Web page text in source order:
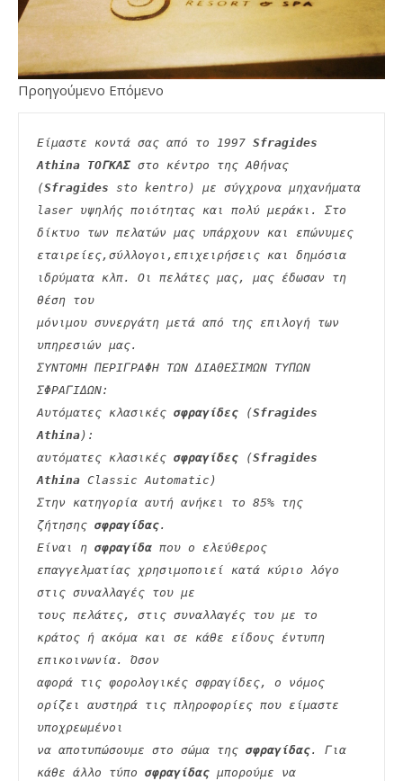
Προηγούμενο Επόμενο
Είμαστε κοντά σας από το 1997 Sfragides
Athina ΤΟΓΚΑΣ στο κέντρο της Αθήνας
(Sfragides sto kentro) με σύγχρονα μηχανήματα
laser υψηλής ποιότητας και πολύ μεράκι. Στο
δίκτυο των πελατών μας υπάρχουν και επώνυμες
εταιρείες,σύλλογοι,επιχειρήσεις και δημόσια
ιδρύματα κλπ. Οι πελάτες μας, μας έδωσαν τη
θέση του
μόνιμου συνεργάτη μετά από της επιλογή των
υπηρεσιών μας.
ΣΥΝΤΟΜΗ ΠΕΡΙΓΡΑΦΗ ΤΩΝ ΔΙΑΘΕΣΙΜΩΝ ΤΥΠΩΝ
ΣΦΡΑΓΙΔΩΝ:
Αυτόματες κλασικές σφραγίδες (Sfragides
Athina):
αυτόματες κλασικές σφραγίδες (Sfragides
Athina Classic Automatic)
Στην κατηγορία αυτή ανήκει το 85% της
ζήτησης σφραγίδας.
Είναι η σφραγίδα που ο ελεύθερος
επαγγελματίας χρησιμοποιεί κατά κύριο λόγο
στις συναλλαγές του με
τους πελάτες, στις συναλλαγές του με το
κράτος ή ακόμα και σε κάθε είδους έντυπη
επικοινωνία. Όσον
αφορά τις φορολογικές σφραγίδες, ο νόμος
ορίζει αυστηρά τις πληροφορίες που είμαστε
υποχρεωμένοι
να αποτυπώσουμε στο σώμα της σφραγίδας. Για
κάθε άλλο τύπο σφραγίδας μπορούμε να